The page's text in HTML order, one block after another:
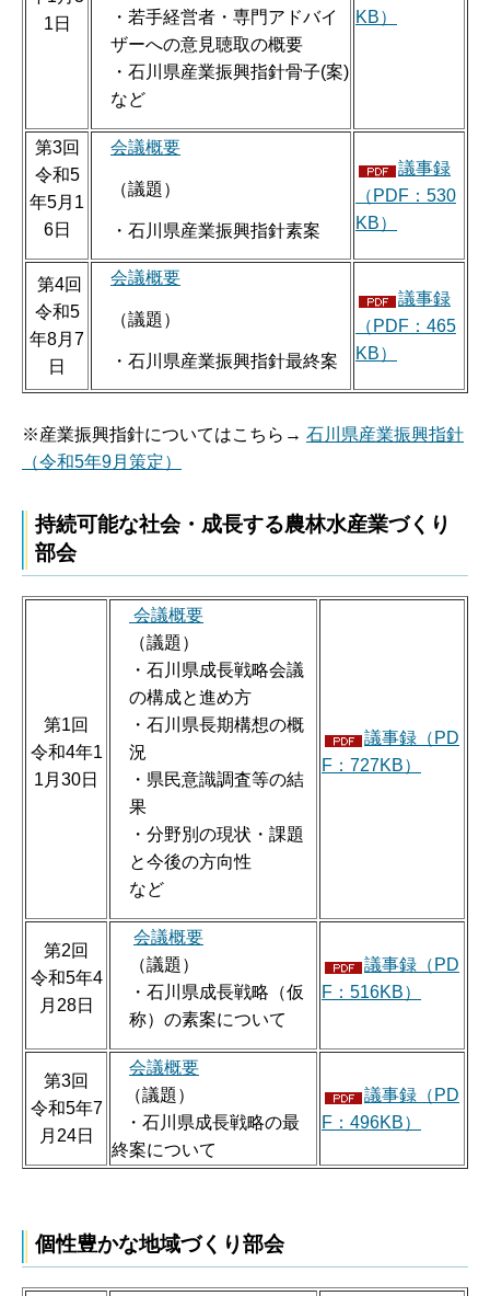
1日
・若手経営者・専門アドバイ
ザーへの意見聴取の概要
・石川県産業振興指針骨子(案)
など
KB）
第3回
令和5
年5月1
6日
会議概要
（議題）
・石川県産業振興指針素案
議事録
（PDF：530
KB）
第4回
令和5
年8月7
日
会議概要
（議題）
・石川県産業振興指針最終案
議事録
（PDF：465
KB）
※産業振興指針についてはこちら→ 石川県産業振興指針
（令和5年9月策定）
持続可能な社会・成長する農林水産業づくり
部会
第1回
令和4年1
1月30日
会議概要
（議題）
・石川県成長戦略会議
の構成と進め方
・石川県長期構想の概
況
・県民意識調査等の結
果
・分野別の現状・課題
と今後の方向性
など
議事録（PD
F：727KB）
第2回
令和5年4
月28日
会議概要
（議題）
・石川県成長戦略（仮
称）の素案について
議事録（PD
F：516KB）
第3回
令和5年7
月24日
会議概要
（議題）
・石川県成長戦略の最
終案について
議事録（PD
F：496KB）
個性豊かな地域づくり部会